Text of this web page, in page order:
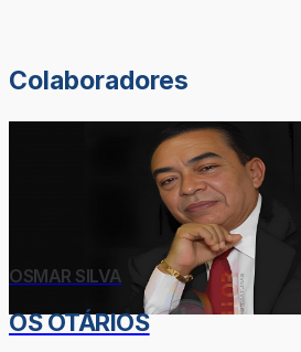
Colaboradores
OSMAR SILVA
OS OTÁRIOS